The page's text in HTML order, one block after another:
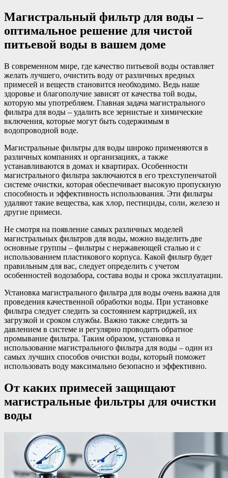
Магистральный фильтр для воды –
оптимальное решение для чистой
питьевой воды в вашем доме
В современном мире, где качество питьевой воды оставляет
желать лучшего, очистить воду от различных вредных
примесей и веществ становится необходимо. Ведь наше
здоровье и благополучие зависят от качества той воды,
которую мы употребляем. Главная задача магистрального
фильтра для воды – удалить все зернистые и химические
включения, которые могут быть содержимым в
водопроводной воде.
Магистральные фильтры для воды широко применяются в
различных компаниях и организациях, а также
устанавливаются в домах и квартирах. Особенности
магистрального фильтра заключаются в его трехступенчатой
системе очистки, которая обеспечивает высокую пропускную
способность и эффективность использования. Эти фильтры
удаляют такие вещества, как хлор, пестициды, соли, железо и
другие примеси.
Не смотря на появление самых различных моделей
магистральных фильтров для воды, можно выделить две
основные группы – фильтры с нержавеющей сталью и с
использованием пластикового корпуса. Какой фильтр будет
правильным для вас, следует определить с учетом
особенностей водозабора, состава воды и срока эксплуатации.
Установка магистрального фильтра для воды очень важна для
проведения качественной обработки воды. При установке
фильтра следует следить за состоянием картриджей, их
загрузкой и сроком службы. Важно также следить за
давлением в системе и регулярно проводить обратное
промывание фильтра. Таким образом, установка и
использование магистрального фильтра для воды – один из
самых лучших способов очистки воды, который поможет
использовать воду максимально безопасно и эффективно.
От каких примесей защищают
магистральные фильтры для очистки
воды